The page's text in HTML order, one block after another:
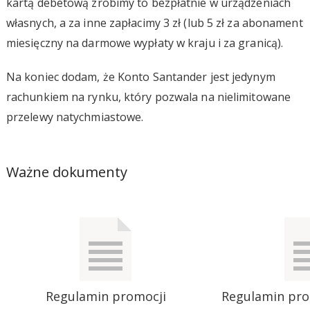
własnych, a za inne zapłacimy 3 zł (lub 5 zł za abonament
miesięczny na darmowe wypłaty w kraju i za granicą).
Na koniec dodam, że Konto Santander jest jedynym
rachunkiem na rynku, który pozwala na nielimitowane
przelewy natychmiastowe.
Ważne dokumenty
Regulamin promocji Regulamin